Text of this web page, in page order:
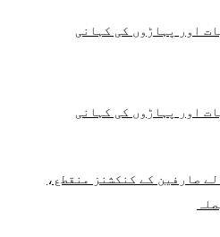
اور پہاڑوں کی کہانی
اور پہاڑوں کی کہانی
صارفین کے کنکشنز منقطع،